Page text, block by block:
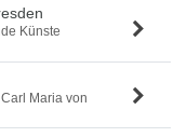
Künste
Maria von